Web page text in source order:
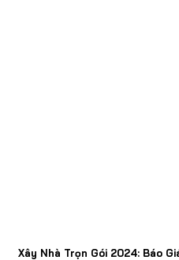
Xây Nhà Trọn Gói 2024: Báo